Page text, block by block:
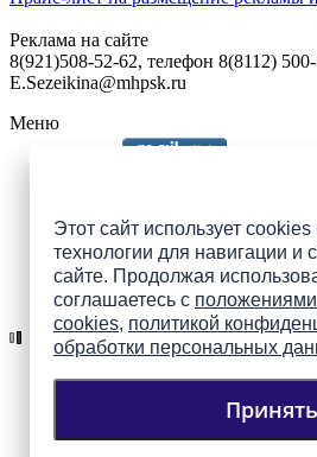
Этот сайт использует cookies
технологии для навигации и
сайте. Продолжая
соглашаетесь с
cookies, политикой
обработки персональных
Принять
Реклама на сайте
8(921)508-52-62, телефон 8(8112)
E.Sezeikina@mhpsk.ru
Меню
Подпишись на группы
ПАИ в соцсетях!